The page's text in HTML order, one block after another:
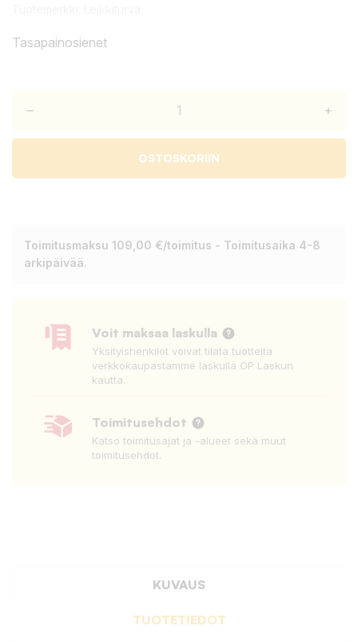
Tasapainosienet
– +
OSTOSKORIIN
Toimitusmaksu 109,00 €/toimitus - Toimitusaika 4-8
arkipäivää.
Voit maksaa laskulla
Yksityishenkilöt voivat tilata tuotteita
verkkokaupastamme laskulla OP Laskun
kautta.
Toimitusehdot
Katso toimitusajat ja -alueet sekä muut
toimitusehdot.
KUVAUS
TUOTETIEDOT